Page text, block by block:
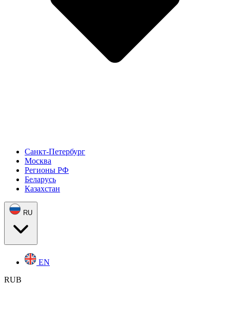
Санкт-Петербург
Москва
Регионы РФ
Беларусь
Казахстан
RU
EN
RUB